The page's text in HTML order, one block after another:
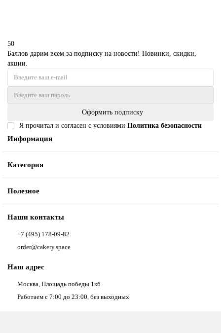
50
Баллов дарим всем за подписку на новости! Новинки, скидки,
акции.
Оформить подписку
Я прочитал и согласен с условиями Политика безопасности
Информация
Категория
Полезное
Наши контакты
+7 (495) 178-09-82
order@cakery.space
Наш адрес
Москва, Площадь победы 1кб
Работаем с 7:00 до 23:00, без выходных